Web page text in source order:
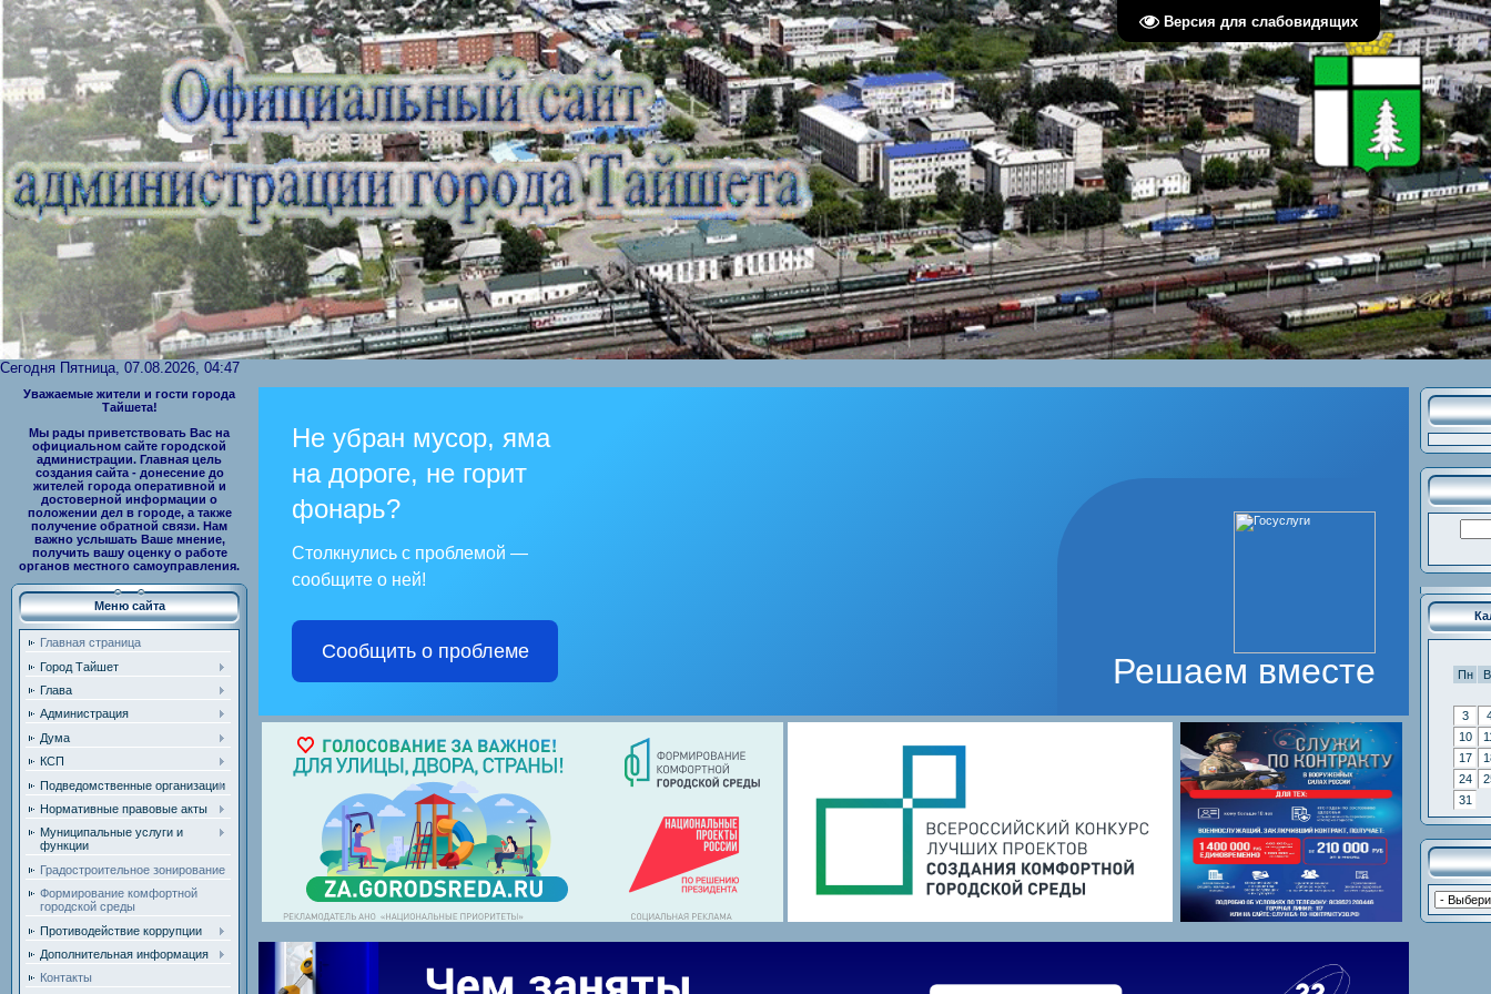
Версия для слабовидящих
Сегодня Пятница, 07.08.2026, 04:47
Уважаемые жители и гости города
Тайшета!
Мы рады приветствовать Вас на
официальном сайте городской
администрации. Главная цель
создания сайта - донесение до
жителей города оперативной и
достоверной информации о
положении дел в городе, а также
получение обратной связи. Нам
важно услышать Ваше мнение,
получить вашу оценку о работе
органов местного самоуправления.
Меню сайта
Главная страница
Город Тайшет
Глава
Администрация
Дума
КСП
Подведомственные организации
Нормативные правовые акты
Муниципальные услуги и
функции
Градостроительное зонирование
Формирование комфортной
городской среды
Противодействие коррупции
Дополнительная информация
Контакты
Решаем вместе
Не убран мусор, яма
на дороге, не горит
фонарь?
Столкнулись с проблемой —
сообщите о ней!
Сообщить о проблеме
Пн
3
10
17
24
31